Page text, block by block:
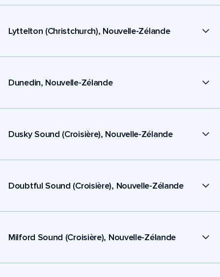
Lyttelton (Christchurch), Nouvelle-Zélande
Dunedin, Nouvelle-Zélande
Dusky Sound (Croisière), Nouvelle-Zélande
Doubtful Sound (Croisière), Nouvelle-Zélande
Milford Sound (Croisière), Nouvelle-Zélande